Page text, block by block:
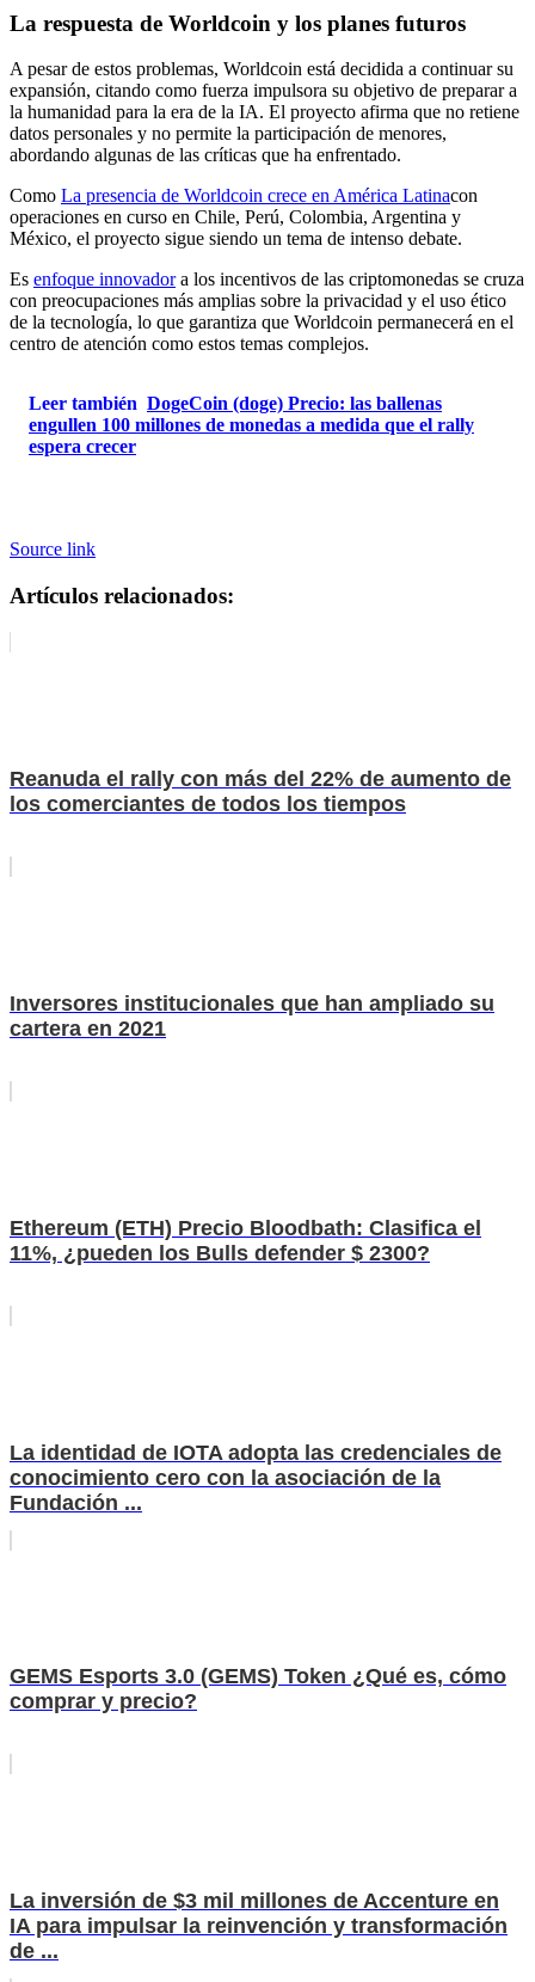
La respuesta de Worldcoin y los planes futuros
A pesar de estos problemas, Worldcoin está decidida a continuar su
expansión, citando como fuerza impulsora su objetivo de preparar a
la humanidad para la era de la IA. El proyecto afirma que no retiene
datos personales y no permite la participación de menores,
abordando algunas de las críticas que ha enfrentado.
Como La presencia de Worldcoin crece en América Latinacon
operaciones en curso en Chile, Perú, Colombia, Argentina y
México, el proyecto sigue siendo un tema de intenso debate.
Es enfoque innovadora los incentivos de las criptomonedas se cruza
con preocupaciones más amplias sobre la privacidad y el uso ético
de la tecnología, lo que garantiza que Worldcoin permanecerá en el
centro de atención como estos temas complejos.
Leer también DogeCoin (doge) Precio: las ballenas
engullen 100 millones de monedas a medida que el rally
espera crecer
Source link
Artículos relacionados:
Reanuda el rally con más del 22% de aumento de
los comerciantes de todos los tiempos
Inversores institucionales que han ampliado su
cartera en 2021
Ethereum (ETH) Precio Bloodbath: Clasifica el
11%, ¿pueden los Bulls defender $ 2300?
La identidad de IOTA adopta las credenciales de
conocimiento cero con la asociación de la
Fundación ...
GEMS Esports 3.0 (GEMS) Token ¿Qué es, cómo
comprar y precio?
La inversión de $3 mil millones de Accenture en
IA para impulsar la reinvención y transformación
de ...